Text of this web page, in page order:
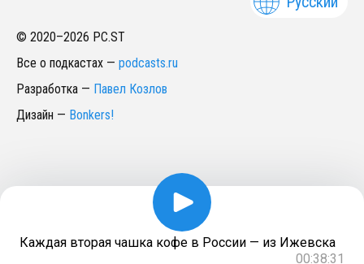
© 2020–2026 PC.ST
Все о подкастах — podcasts.ru
Разработка — Павел Козлов
Дизайн — Bonkers!
Каждая вторая чашка кофе в России — из Ижевска
00:38:31